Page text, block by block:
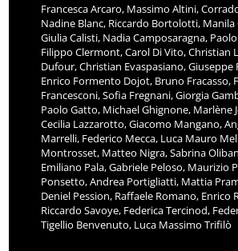
Francesca Arcaro, Massimo Altini,
Nadine Blanc, Riccardo Bortolotti, Manila
Giulia Calisti, Nadia Camposaragna,
Filippo Clermont, Carol Di Vito, Christian
Dufour, Christian Evaspasiano, Giuseppe
Enrico Formento Dojot, Bruno Fracasso,
Francesconi, Sofia Fregnani, Giorgia
Paolo Gatto, Michael Ghignone, Marlène
Cecilia Lazzarotto, Giacomo Mangano,
Marrelli, Federico Mecca, Luca Mauro
Montrosset, Matteo Nigra, Sabrina
Emiliano Pala, Gabriele Peloso, Maurizio
Ponsetto, Andrea Portigliatti, Mattia
Deniel Pession, Raffaele Romano, Enrico
Riccardo Savoye, Federica Tercinod,
Tigellio Benvenuto, Luca Massimo Trifilò